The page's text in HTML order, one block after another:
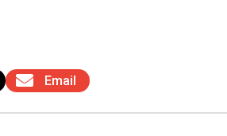
Email